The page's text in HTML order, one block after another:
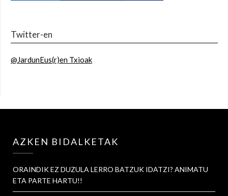
Twitter-en
@JardunEus(r)en Txioak
AZKEN BIDALKETAK
ORAINDIK EZ DUZULA LERRO BATZUK IDATZI? ANIMATU
ETA PARTE HARTU!!